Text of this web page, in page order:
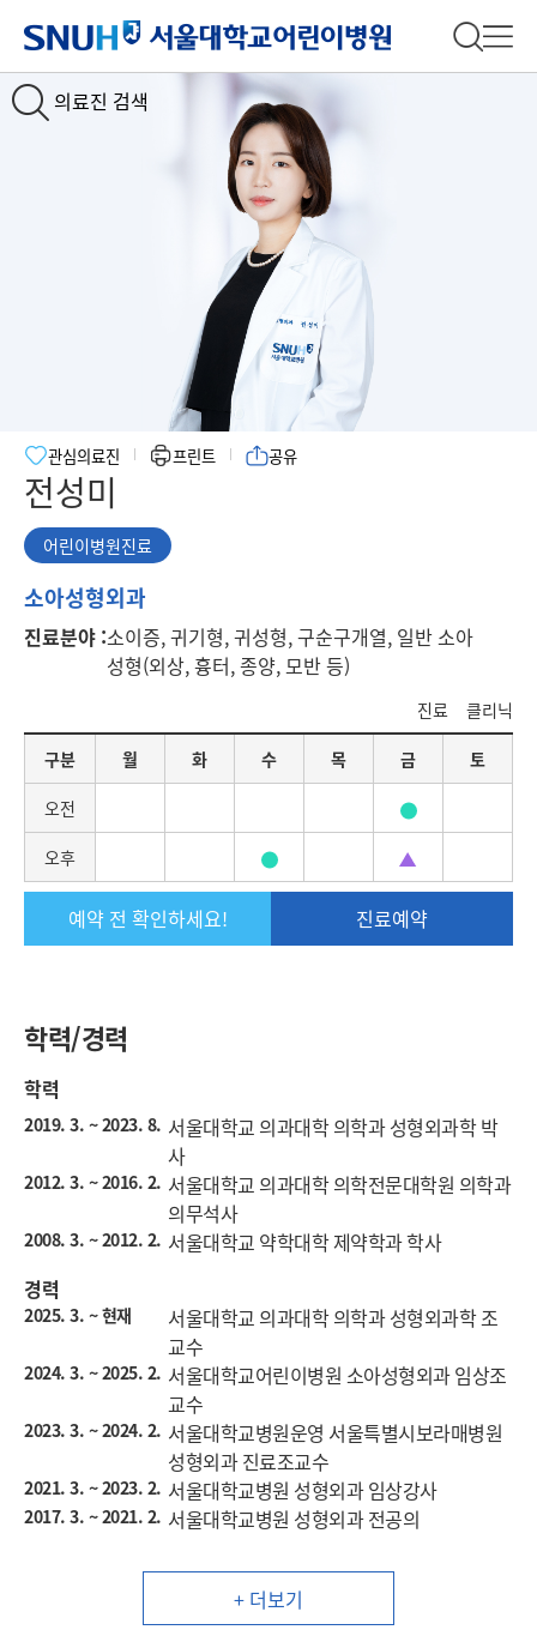
의료진 검색
서울대학교어린이병원
전체 검
전성미
관심의료진 프린트 공유
어린이병원진료
어
이
료
소아성형외과
진료분야 :소이증, 귀기형, 귀성형, 구순구개열, 일반 소아
성형(외상, 흉터, 종양, 모반 등)
진료
클리닉
별
료
정
구분 월 화 수 목 금 토
오전
오후
예약 전 확인하세요! 진료예약
학력/경력
학력
2019. 3. ~ 2023. 8. 서울대학교 의과대학 의학과 성형외과학 박
사
2012. 3. ~ 2016. 2. 서울대학교 의과대학 의학전문대학원 의학과
의무석사
2008. 3. ~ 2012. 2. 서울대학교 약학대학 제약학과 학사
경력
2025. 3. ~ 현재
서울대학교 의과대학 의학과 성형외과학 조
교수
2024. 3. ~ 2025. 2. 서울대학교어린이병원 소아성형외과 임상조
교수
2023. 3. ~ 2024. 2. 서울대학교병원운영 서울특별시보라매병원
성형외과 진료조교수
2021. 3. ~ 2023. 2. 서울대학교병원 성형외과 임상강사
2017. 3. ~ 2021. 2. 서울대학교병원 성형외과 전공의
+ 더보기